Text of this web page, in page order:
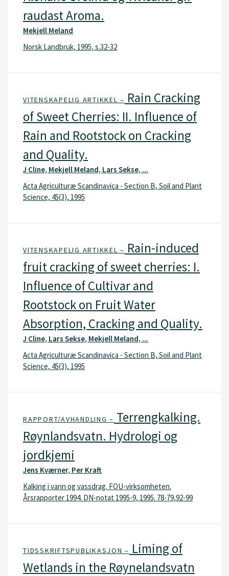
raudast Aroma.
Mekjell Meland
Norsk Landbruk, 1995, s.32-32
VITENSKAPELIG ARTIKKEL – Rain Cracking
of Sweet Cherries: II. Influence of
Rain and Rootstock on Cracking
and Quality.
J Cline, Mekjell Meland, Lars Sekse, ...
Acta Agriculturæ Scandinavica - Section B, Soil and Plant
Science, 45(3), 1995
VITENSKAPELIG ARTIKKEL – Rain-induced
fruit cracking of sweet cherries: I.
Influence of Cultivar and
Rootstock on Fruit Water
Absorption, Cracking and Quality.
J Cline, Lars Sekse, Mekjell Meland, ...
Acta Agriculturæ Scandinavica - Section B, Soil and Plant
Science, 45(3), 1995
RAPPORT/AVHANDLING – Terrengkalking.
Røynlandsvatn. Hydrologi og
jordkjemi
Jens Kværner, Per Kraft
Kalking i vann og vassdrag. FOU-virksomheten.
Årsrapporter 1994. DN-notat 1995-9, 1995. 78-79,92-99
TIDSSKRIFTSPUBLIKASJON – Liming of
Wetlands in the Røynelandsvatn